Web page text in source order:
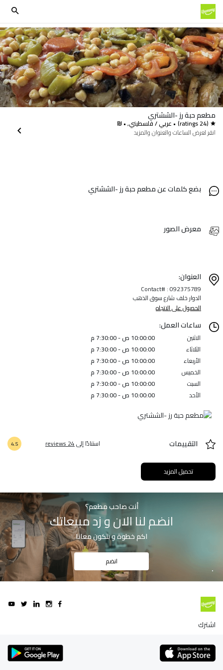
مطعم حبة رز -الششتري
(24 ratings) • عربي / فلسطيني, • ₪
انقر لعرض الساعات والعنوان والمزيد
بضع كلمات عن مطعم حبة رز -الششتري
معرض الصور
العنوان:
Contact# : 092375789
الدوار خلف شارع سوق الذهب
الحصول على الاتجاه
ساعات العمل:
الاثنين
10:00:00 ص - 7:30:00 م
الثلاثاء
10:00:00 ص - 7:30:00 م
الأربعاء
10:00:00 ص - 7:30:00 م
الخميس
10:00:00 ص - 7:30:00 م
السبت
10:00:00 ص - 7:30:00 م
الأحد
10:00:00 ص - 7:30:00 م
التقييمات استنادًا إلى24 reviews
4.5
تحميل المزيد
أنت صاحب مطعم؟
انضم لنا الان و زد مبيعاتك
اكم خطوة و بتكون معانا
انضم
اشترك